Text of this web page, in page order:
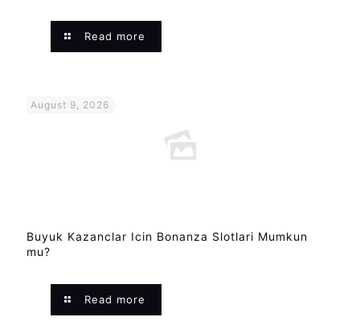
Read more
August 9, 2026
Buyuk Kazanclar Icin Bonanza Slotlari Mumkun
mu?
Read more